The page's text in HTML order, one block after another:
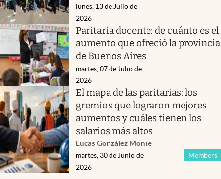
lunes, 13 de Julio de
2026
Paritaria docente: de cuánto es el
aumento que ofreció la provincia
de Buenos Aires
martes, 07 de Julio de
2026
El mapa de las paritarias: los
gremios que lograron mejores
aumentos y cuáles tienen los
salarios más altos
Lucas González Monte
Members
martes, 30 de Junio de
2026